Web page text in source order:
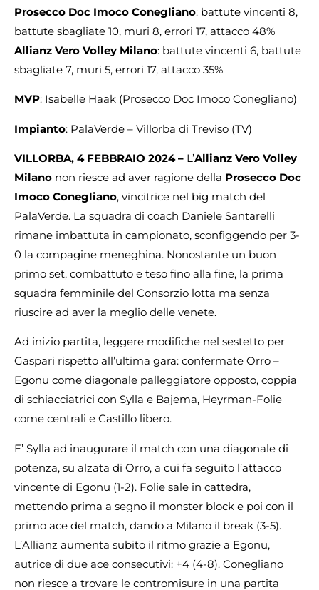
Prosecco Doc Imoco Conegliano: battute vincenti 8,
battute sbagliate 10, muri 8, errori 17, attacco 48%
Allianz Vero Volley Milano: battute vincenti 6, battute
sbagliate 7, muri 5, errori 17, attacco 35%
MVP: Isabelle Haak (Prosecco Doc Imoco Conegliano)
Impianto: PalaVerde – Villorba di Treviso (TV)
VILLORBA, 4 FEBBRAIO 2024 – L’Allianz Vero Volley
Milano non riesce ad aver ragione della Prosecco Doc
Imoco Conegliano, vincitrice nel big match del
PalaVerde. La squadra di coach Daniele Santarelli
rimane imbattuta in campionato, sconfiggendo per 3-
0 la compagine meneghina. Nonostante un buon
primo set, combattuto e teso fino alla fine, la prima
squadra femminile del Consorzio lotta ma senza
riuscire ad aver la meglio delle venete.
Ad inizio partita, leggere modifiche nel sestetto per
Gaspari rispetto all’ultima gara: confermate Orro –
Egonu come diagonale palleggiatore opposto, coppia
di schiacciatrici con Sylla e Bajema, Heyrman-Folie
come centrali e Castillo libero.
E’ Sylla ad inaugurare il match con una diagonale di
potenza, su alzata di Orro, a cui fa seguito l’attacco
vincente di Egonu (1-2). Folie sale in cattedra,
mettendo prima a segno il monster block e poi con il
primo ace del match, dando a Milano il break (3-5).
L’Allianz aumenta subito il ritmo grazie a Egonu,
autrice di due ace consecutivi: +4 (4-8). Conegliano
non riesce a trovare le contromisure in una partita